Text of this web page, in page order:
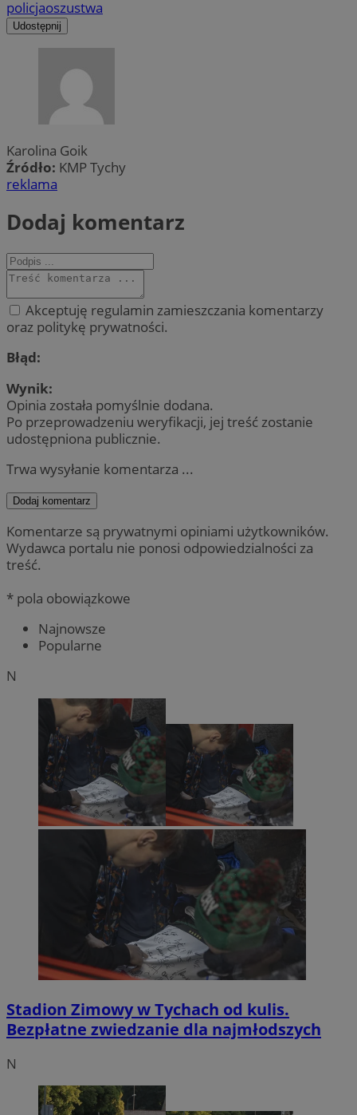
policjaoszustwa
Udostępnij
Karolina Goik
Źródło: KMP Tychy
reklama
Dodaj komentarz
Akceptuję regulamin zamieszczania komentarzy
oraz politykę prywatności.
Błąd:
Wynik:
Opinia została pomyślnie dodana.
Po przeprowadzeniu weryfikacji, jej treść zostanie
udostępniona publicznie.
Trwa wysyłanie komentarza ...
Dodaj komentarz
Komentarze są prywatnymi opiniami użytkowników.
Wydawca portalu nie ponosi odpowiedzialności za
treść.
* pola obowiązkowe
Najnowsze
Popularne
N
Stadion Zimowy w Tychach od kulis.
Bezpłatne zwiedzanie dla najmłodszych
N